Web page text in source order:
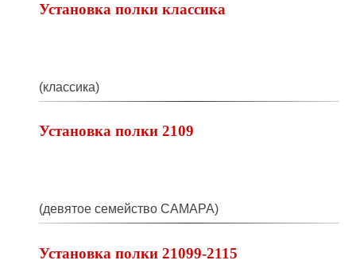
Установка полки классика
(классика)
Установка полки 2109
(девятое семейство САМАРА)
Установка полки 21099-2115